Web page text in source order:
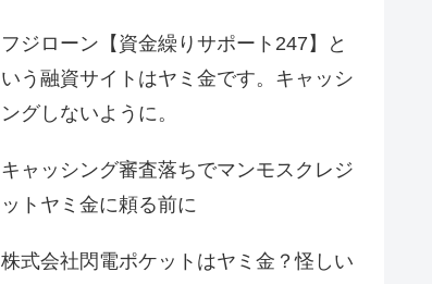
フジローン【資金繰りサポート247】と
いう融資サイトはヤミ金です。キャッシ
ングしないように。
キャッシング審査落ちでマンモスクレジ
ットヤミ金に頼る前に
株式会社閃電ポケットはヤミ金？怪しい